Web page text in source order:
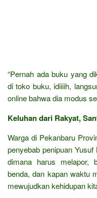
“Pernah ada buku yang
di toko buku, idiiiih,
online bahwa dia modus
Keluhan dari Rakyat,
Warga di Pekanbaru
penyebab penipuan
dimana harus melapor,
benda, dan kapan waktu
mewujudkan kehidupan